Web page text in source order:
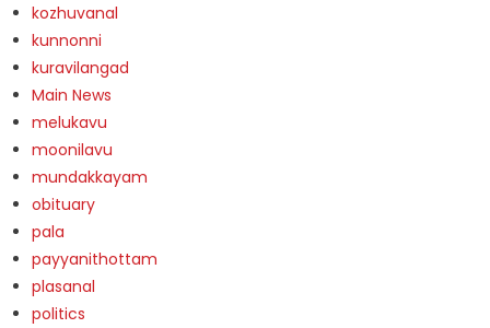
kozhuvanal
kunnonni
kuravilangad
Main News
melukavu
moonilavu
mundakkayam
obituary
pala
payyanithottam
plasanal
politics